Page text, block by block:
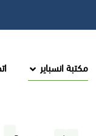
مكتبة انسباير